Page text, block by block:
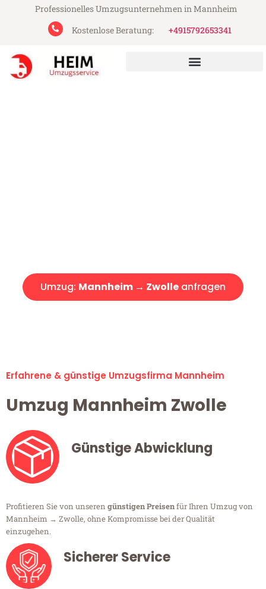
Professionelles Umzugsunternehmen in Mannheim
Kostenlose Beratung:
+4915792653341
Umzug: Mannheim → Zwolle anfragen
Erfahrene & günstige Umzugsfirma Mannheim
Umzug Mannheim Zwolle
Günstige Abwicklung
Profitieren Sie von unseren günstigen Preisenfür Ihren Umzug von
Mannheim → Zwolle, ohne Kompromisse bei der Qualität
einzugehen.
Sicherer Service